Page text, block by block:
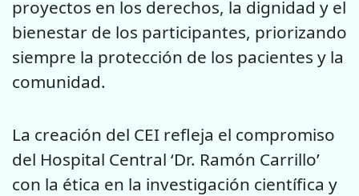
proyectos en los derechos, la dignidad y el
bienestar de los participantes, priorizando
siempre la protección de los pacientes y la
comunidad.
La creación del CEI refleja el compromiso
del Hospital Central ‘Dr. Ramón Carrillo’
con la ética en la investigación científica y